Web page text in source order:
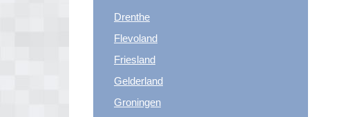
Drenthe
Flevoland
Friesland
Gelderland
Groningen